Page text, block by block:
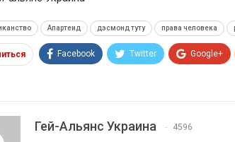
Апартеид дэсмонд туту права человека
Facebook Twitter Google+
Гей-Альянс Украина 4596